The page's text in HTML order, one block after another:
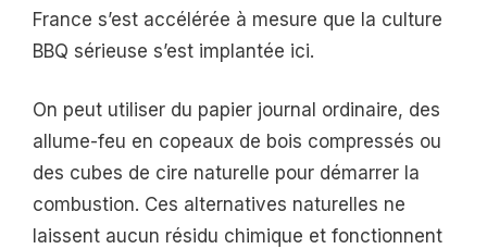
France s’est accélérée à mesure que la culture
BBQ sérieuse s’est implantée ici.
On peut utiliser du papier journal ordinaire, des
allume-feu en copeaux de bois compressés ou
des cubes de cire naturelle pour démarrer la
combustion. Ces alternatives naturelles ne
laissent aucun résidu chimique et fonctionnent